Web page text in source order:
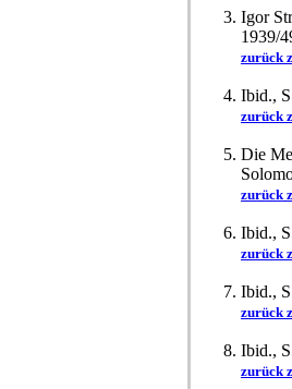
Igor
1939/
zurück
Ibid.,
zurück
Die
zurück
Ibid.,
zurück
Ibid.,
zurück
Ibid.,
zurück